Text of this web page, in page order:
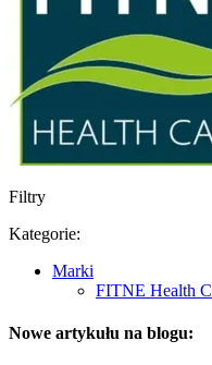
Filtry
Kategorie:
Marki
FITNE Health
Nowe artykułu na blogu: